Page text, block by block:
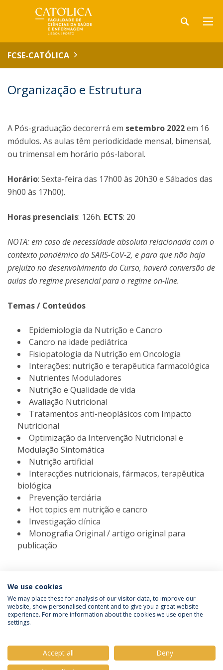
FCSE-CATÓLICA
Organização e Estrutura
A Pós-graduação decorerrá em setembro 2022em 16
módulos. As aulas têm periodicidade mensal, bimensal,
ou trimensal em horário pós-laboral.
Horário: Sexta-feira das 17h00 às 20h30 e Sábados das
9h00 às 17h00).
Horas presenciais: 126h. ECTS: 20
NOTA: em caso de necessidade absoluta relacionada com o
contexto pandémico do SARS-CoV-2, e para que não haja
prejuízo no desenvolvimento do Curso, haverá conversão de
aulas do regime presencial para o regime on-line.
Temas / Conteúdos
Epidemiologia da Nutrição e Cancro
Cancro na idade pediátrica
Fisiopatologia da Nutrição em Oncologia
Interações: nutrição e terapêutica farmacológica
Nutrientes Moduladores
Nutrição e Qualidade de vida
Avaliação Nutricional
Tratamentos anti-neoplásicos com Impacto
Nutricional
Optimização da Intervenção Nutricional e
Modulação Sintomática
Nutrição artificial
Interacções nutricionais, fármacos, terapêutica
biológica
Prevenção terciária
Hot topics em nutrição e cancro
Investigação clínica
Monografia Original / artigo original para
publicação
Política de Privacidade
Termos e Condições
We use cookies
We may place these for analysis of our visitor data, to improve our
website, show personalised content and to give you a great website
experience. For more information about the cookies we use open the
settings.
Accept all
Deny